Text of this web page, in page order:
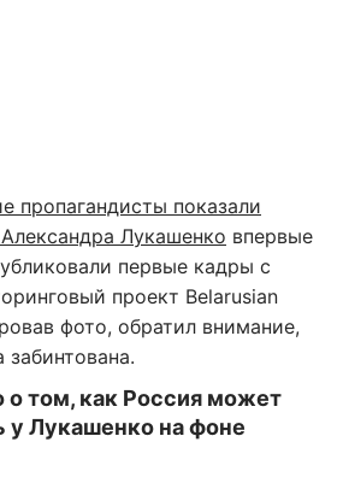
пропагандисты показали
Лукашенко впервые
первые кадры с
проект Belarusian
фото, обратил внимание,
забинтована.
о том, как Россия может
у Лукашенко на фоне